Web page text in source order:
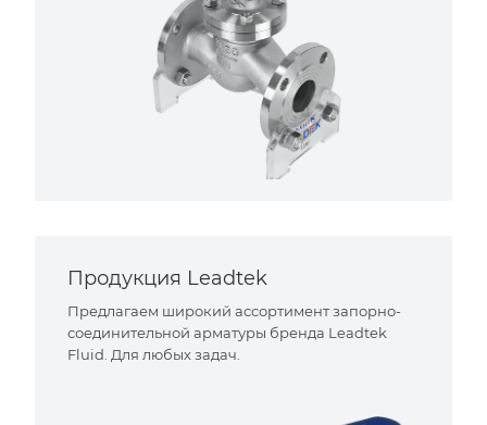
Продукция Leadtek
Предлагаем широкий ассортимент запорно-
соединительной арматуры бренда Leadtek
Fluid. Для любых задач.